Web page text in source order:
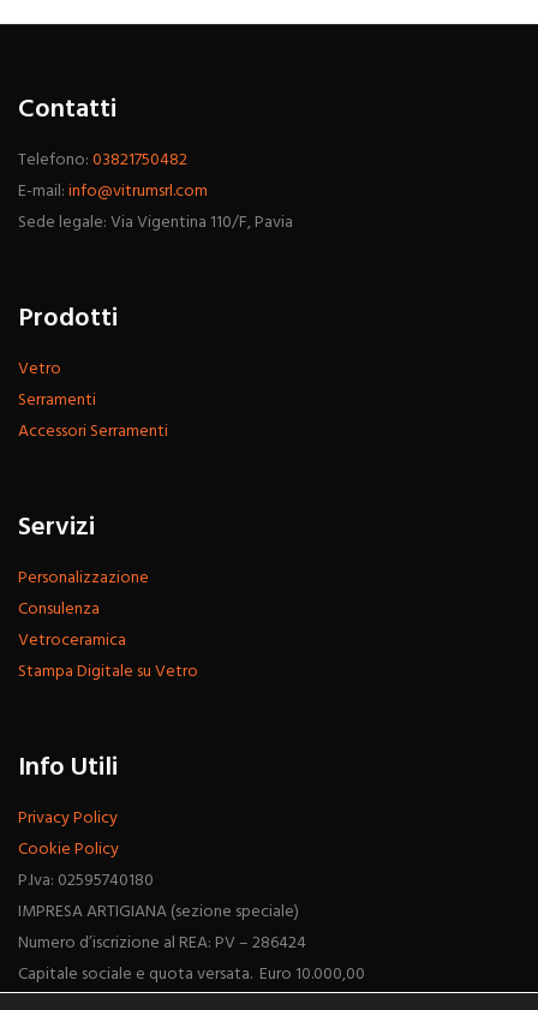
Contatti
Telefono:03821750482
E-mail:info@vitrumsrl.com
Sede legale: Via Vigentina 110/F, Pavia
Prodotti
Vetro
Serramenti
Accessori Serramenti
Servizi
Personalizzazione
Consulenza
Vetroceramica
Stampa Digitale su Vetro
Info Utili
Privacy Policy
Cookie Policy
P.Iva: 02595740180
IMPRESA ARTIGIANA (sezione speciale)
Numero d’iscrizione al REA: PV – 286424
Capitale sociale e quota versata. Euro 10.000,00